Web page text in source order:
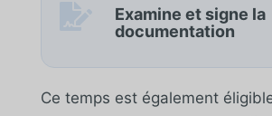

Examine et signe la
documentation
Ce temps est également